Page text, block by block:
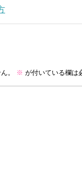
。 ※ が付いている欄は